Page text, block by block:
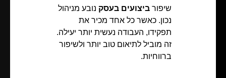
שיפור ביצועים בעסק נובע מניהול
נכון. כאשר כל אחד מכיר את
תפקידו, העבודה נעשית יותר יעילה.
זה מוביל לתיאום טוב יותר ולשיפור
ברווחיות.